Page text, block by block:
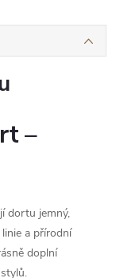
–
dortu jemný,
a přírodní
doplní